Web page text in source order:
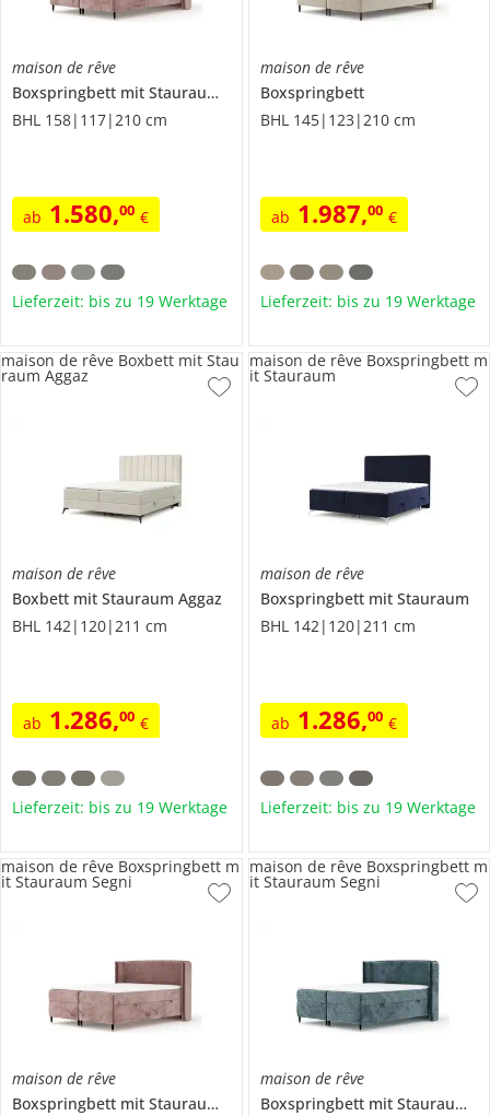
maison de rêve
Boxspringbett mit Stauraum
Monpelli
BHL 158|117|210 cm
ab 1.580,00 €
Lieferzeit: bis zu 19 Werktage
maison de rêve
Boxspringbett
BHL 145|123|210 cm
ab 1.987,00 €
Lieferzeit: bis zu 19 Werktage
maison de rêve
Boxbett mit Stauraum Aggaz
BHL 142|120|211 cm
ab 1.286,00 €
maison de rêve Boxbett mit Stau
raum Aggaz
Lieferzeit: bis zu 19 Werktage
maison de rêve
Boxspringbett mit Stauraum
BHL 142|120|211 cm
ab 1.286,00 €
maison de rêve Boxspringbett m
it Stauraum
Lieferzeit: bis zu 19 Werktage
maison de rêve
Boxspringbett mit Stauraum
Segni
maison de rêve Boxspringbett m
it Stauraum Segni
maison de rêve
Boxspringbett mit Stauraum
maison de rêve Boxspringbett m
it Stauraum Segni